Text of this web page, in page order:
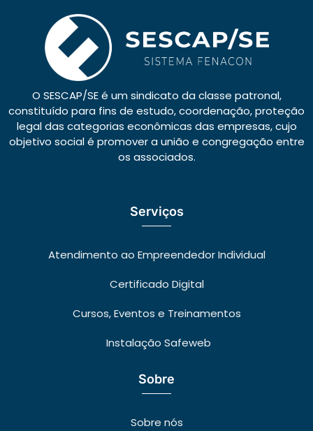
O SESCAP/SE é um sindicato da classe patronal,
constituído para fins de estudo, coordenação, proteção
legal das categorias econômicas das empresas, cujo
objetivo social é promover a união e congregação entre
os associados.
Serviços
Atendimento ao Empreendedor Individual
Certificado Digital
Cursos, Eventos e Treinamentos
Instalação Safeweb
Sobre
Sobre nós